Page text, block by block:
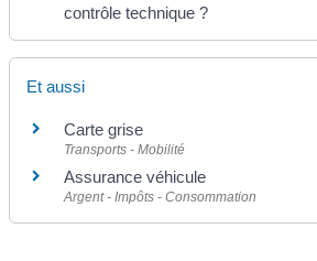
contrôle technique ?
Et aussi
Carte grise
Transports - Mobilité
Assurance véhicule
Argent - Impôts - Consommation